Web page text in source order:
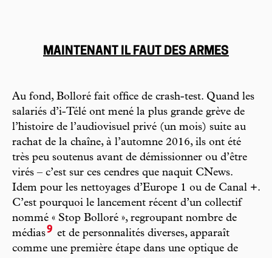
MAINTENANT IL FAUT DES ARMES
Au fond, Bolloré fait office de crash-test. Quand les
salariés d’i-Télé ont mené la plus grande grève de
l’histoire de l’audiovisuel privé (un mois) suite au
rachat de la chaîne, à l’automne 2016, ils ont été
très peu soutenus avant de démissionner ou d’être
virés – c’est sur ces cendres que naquit CNews.
Idem pour les nettoyages d’Europe 1 ou de Canal +.
C’est pourquoi le lancement récent d’un collectif
nommé « Stop Bolloré », regroupant nombre de
médias9 et de personnalités diverses, apparaît
comme une première étape dans une optique de